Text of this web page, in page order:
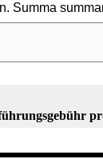
Summa